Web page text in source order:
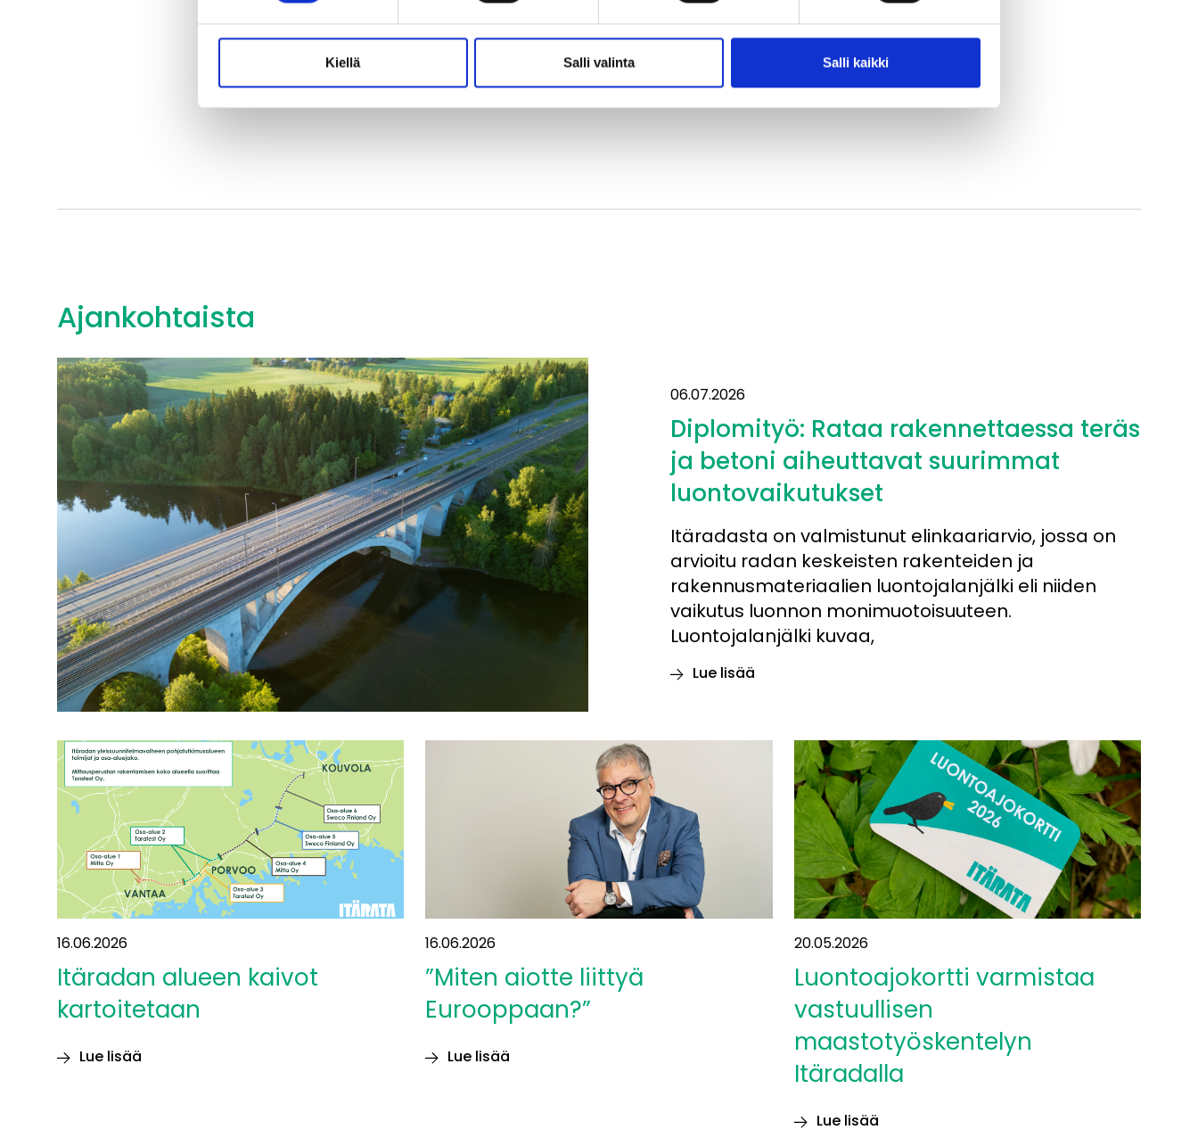
Kiellä Salli valinta Salli kaikki
Tutustu selvitykseen
Jaa: Facebook LinkedIn X
Ajankohtaista
06.07.2026
Diplomityö: Rataa rakennettaessa teräs
ja betoni aiheuttavat suurimmat
luontovaikutukset
Itäradasta on valmistunut elinkaariarvio, jossa on
arvioitu radan keskeisten rakenteiden ja
rakennusmateriaalien luontojalanjälki eli niiden
vaikutus luonnon monimuotoisuuteen.
Luontojalanjälki kuvaa,
Lue lisää
rakennettaessa
betoni
aiheuttavat
suurimmat
luontovaikutukset
16.06.2026
Itäradan alueen kaivot
kartoitetaan
Lue lisää
16.06.2026
”Miten aiotte liittyä
Eurooppaan?”
Lue lisää
20.05.2026
Luontoajokortti varmistaa
vastuullisen
maastotyöskentelyn
Itäradalla
Lue lisää